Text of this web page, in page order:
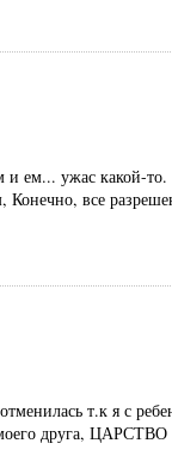
ем... ужас какой-то.
Конечно, все
т.к я с
моего друга,